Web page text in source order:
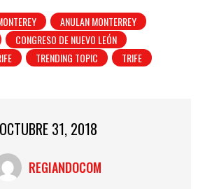
ANULAN MONTERREY
CONGRESO DE NUEVO LEÓN
TRENDING TOPIC TRIFE
OCTUBRE 31, 2018
REGIANDOCOM